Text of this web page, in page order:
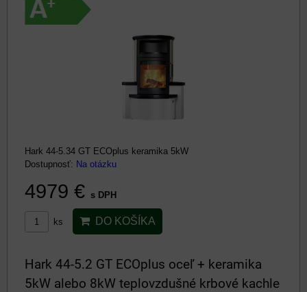
Hark 44-5.34 GT ECOplus keramika 5kW
Dostupnosť: Na otázku
4979 € s DPH
ks DO KOŠÍKA
Hark 44-5.2 GT ECOplus oceľ + keramika
5kW alebo 8kW teplovzdušné krbové kachle